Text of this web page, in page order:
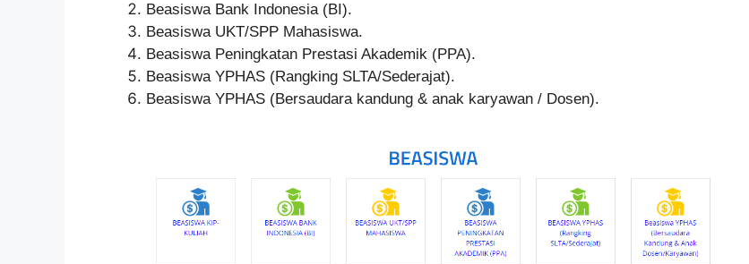
Beasiswa Bank Indonesia (BI).
Beasiswa UKT/SPP Mahasiswa.
Beasiswa Peningkatan Prestasi Akademik (PPA).
Beasiswa YPHAS (Rangking SLTA/Sederajat).
Beasiswa YPHAS (Bersaudara kandung & anak karyawan / Dosen).